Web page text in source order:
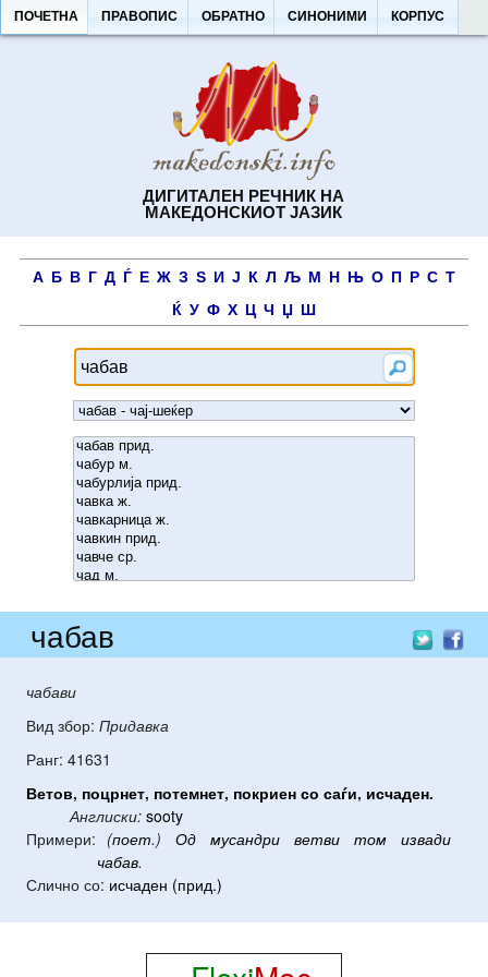
ДИГИТАЛЕН РЕЧНИК НА
МАКЕДОНСКИОТ ЈАЗИК
ПОЧЕТНА ПРАВОПИС ОБРАТНО СИНОНИМИ КОРПУС
А Б В Г Д Ѓ Е Ж З Ѕ И Ј К Л Љ М Н Њ О П Р С Т
Ќ У Ф Х Ц Ч Џ Ш
чабав
чабави
Вид збор: Придавка
Ранг: 41631
Ветов, поцрнет, потемнет, покриен со саѓи, исчаден.
Англиски: sooty
Примери: (поет.) Од мусандри ветви том
извади
чабав.
Слично со: исчаден (прид.)